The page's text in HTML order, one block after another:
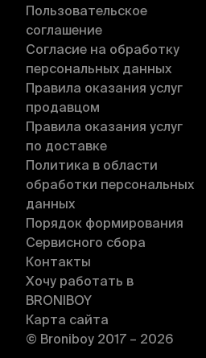
Пользовательское
соглашение
Согласие на обработку
персональных данных
Правила оказания услуг
продавцом
Правила оказания услуг
по доставке
Политика в области
обработки персональных
данных
Порядок формирования
Сервисного сбора
Контакты
Хочу работать в
BRONIBOY
Карта сайта
© Broniboy 2017 – 2026